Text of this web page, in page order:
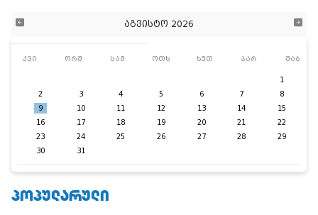
აგვისტო 2026
კვი ორშ სამ ოთხ ხუთ პარ შაბ
1
2
3 4 5 6 7
8
9
10 11 12 13 14
15
16
17 18 19 20 21
22
23
24 25 26 27 28
29
30
31
ᲞᲝᲞᲣᲚᲐᲠᲣᲚᲘ